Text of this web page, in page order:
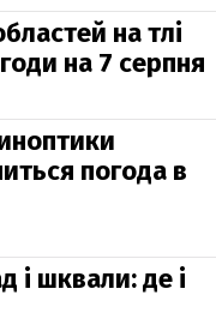
на тлі
на 7 серпня
погода в
і шквали: де і